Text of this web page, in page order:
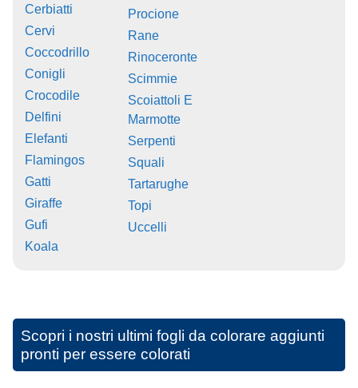
Cerbiatti
Cervi
Coccodrillo
Conigli
Crocodile
Delfini
Elefanti
Flamingos
Gatti
Giraffe
Gufi
Koala
Procione
Rane
Rinoceronte
Scimmie
Scoiattoli E
Marmotte
Serpenti
Squali
Tartarughe
Topi
Uccelli
Scopri i nostri ultimi fogli da colorare aggiunti
pronti per essere colorati